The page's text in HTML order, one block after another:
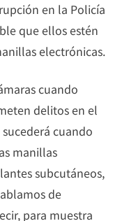
en la Policía
que ellos estén
electrónicas.
cuando
delitos en el
cuando
manillas
subcutáneos,
de
para muestra